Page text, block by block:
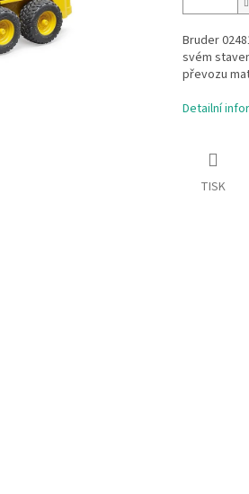
Bruder
svém
převozu
Detailní
TISK